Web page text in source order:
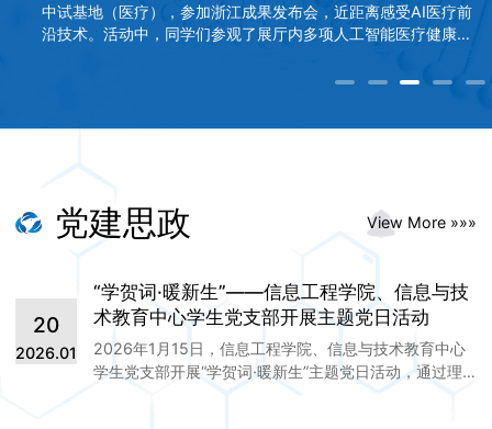
中试基地（医疗），参加浙江成果发布会，近距离感受AI医疗前
沿技术。活动中，同学们参观了展厅内多项人工智能医疗健康应
党建思政 View More »»»
20
2026.01
“学贺词·暖新生”——信息工程学院、信息与技
术教育中心学生党支部开展主题党日活动
2026年1月15日，信息工程学院、信息与技术教育中心
学生党支部开展“学贺词·暖新生”主题党日活动，通过理